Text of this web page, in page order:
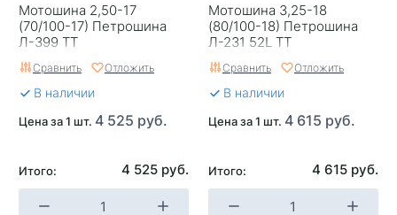
Мотошина 2,50-17
(70/100-17) Петрошина
Л-399 TT
Сравнить Отложить
В наличии
Цена за 1 шт. 4 525 руб.
Итого: 4 525 руб.
Мотошина 3,25-18
(80/100-18) Петрошина
Л-231 52L TT
Сравнить Отложить
В наличии
Цена за 1 шт. 4 615 руб.
Итого: 4 615 руб.